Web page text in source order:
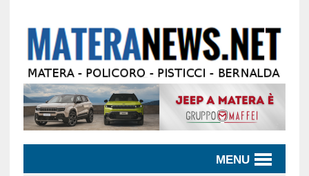
MENU